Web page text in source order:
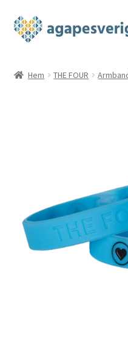
Hoppa
till
Hoppa
till
Shop
THE FOUR
Hem THE FOUR